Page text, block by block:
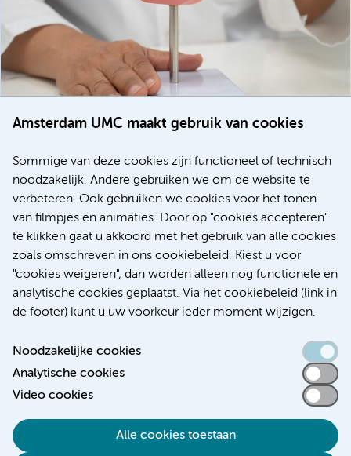
Amsterdam UMC maakt gebruik van cookies
Sommige van deze cookies zijn functioneel of technisch
noodzakelijk. Andere gebruiken we om de website te
verbeteren. Ook gebruiken we cookies voor het tonen
van filmpjes en animaties. Door op "cookies accepteren"
te klikken gaat u akkoord met het gebruik van alle cookies
zoals omschreven in ons cookiebeleid. Kiest u voor
"cookies weigeren", dan worden alleen nog functionele en
analytische cookies geplaatst. Via het cookiebeleid (link in
de footer) kunt u uw voorkeur ieder moment wijzigen.
Noodzakelijke cookies
Analytische cookies
Video cookies
Alle cookies toestaan
voor patiënten met alvleesklierkanker verbeteren
Kanker Internationaal
Meer
Toegankelijkheidsverklaring
Algemene privacyverklaring